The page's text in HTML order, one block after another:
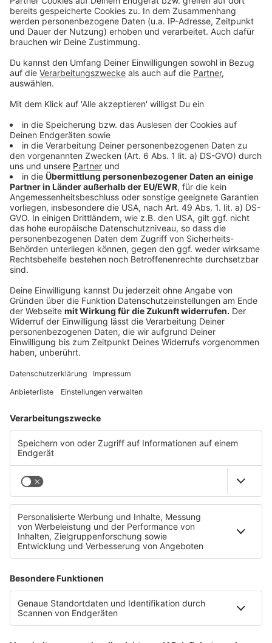
Kajakfahrer in Grünau gerettet